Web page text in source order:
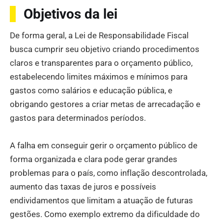
Objetivos da lei
De forma geral, a Lei de Responsabilidade Fiscal
busca cumprir seu objetivo criando procedimentos
claros e transparentes para o orçamento público,
estabelecendo limites máximos e mínimos para
gastos como salários e educação pública, e
obrigando gestores a criar metas de arrecadação e
gastos para determinados períodos.
A falha em conseguir gerir o orçamento público de
forma organizada e clara pode gerar grandes
problemas para o país, como inflação descontrolada,
aumento das taxas de juros e possíveis
endividamentos que limitam a atuação de futuras
gestões. Como exemplo extremo da dificuldade do